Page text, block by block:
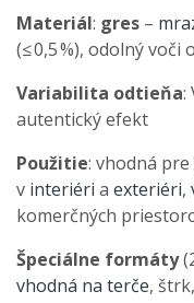
Materiál: gres –
(≤ 0,5 %), odolný voči
Variabilita odtieňa:
autentický efekt
Použitie: vhodná
v interiéri a exteriéri,
komerčných
Špeciálne formáty
vhodná na terče,